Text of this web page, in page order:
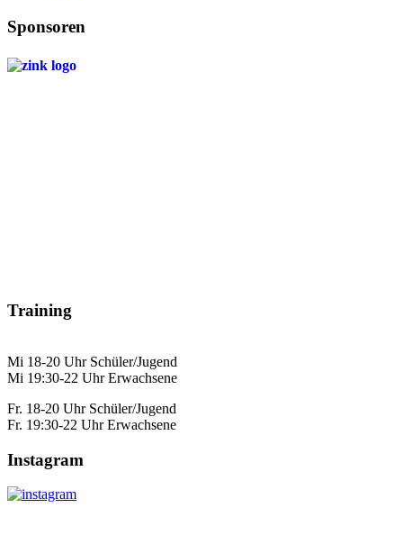
Sponsoren
Training
Mi 18-20 Uhr Schüler/Jugend
Mi 19:30-22 Uhr Erwachsene
Fr. 18-20 Uhr Schüler/Jugend
Fr. 19:30-22 Uhr Erwachsene
Instagram